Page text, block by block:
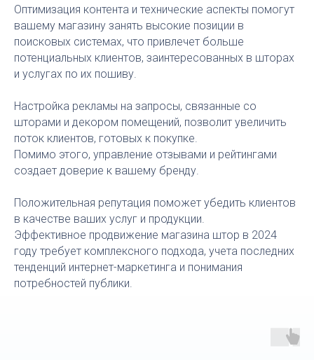
Оптимизация контента и технические аспекты помогут
вашему магазину занять высокие позиции в
поисковых системах, что привлечет больше
потенциальных клиентов, заинтересованных в шторах
и услугах по их пошиву.
Настройка рекламы на запросы, связанные со
шторами и декором помещений, позволит увеличить
поток клиентов, готовых к покупке.
Помимо этого, управление отзывами и рейтингами
создает доверие к вашему бренду.
Положительная репутация поможет убедить клиентов
в качестве ваших услуг и продукции.
Эффективное продвижение магазина штор в 2024
году требует комплексного подхода, учета последних
тенденций интернет-маркетинга и понимания
потребностей публики.